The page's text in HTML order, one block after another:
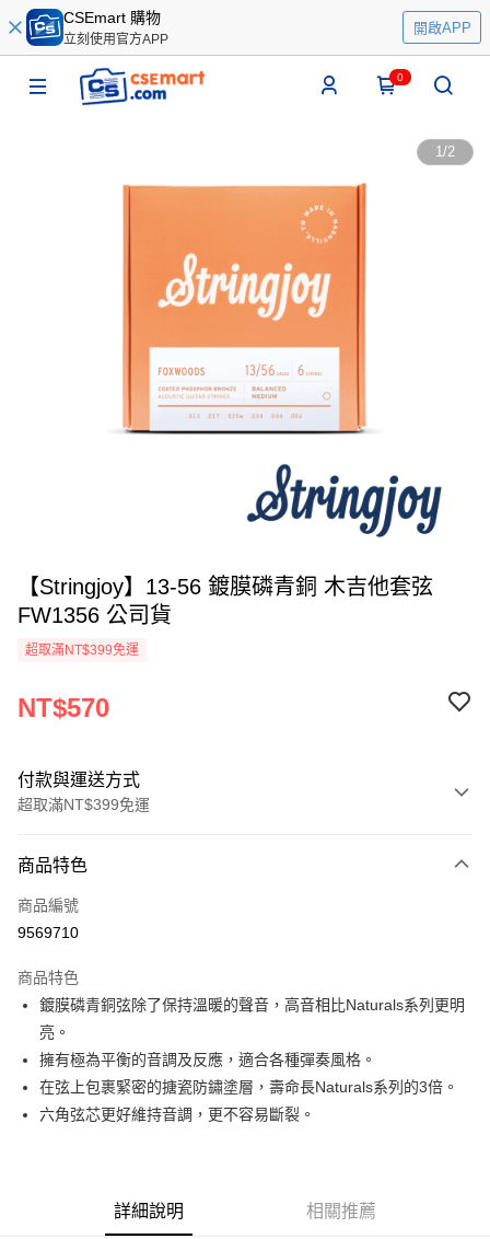
CSEmart 購物
立刻使用官方APP
開啟APP
0
1/2
【Stringjoy】13-56 鍍膜磷青銅 木吉他套弦
FW1356 公司貨
超取滿NT$399免運
NT$570
付款與運送方式
超取滿NT$399免運
信用卡一次付款
信用卡分期付款
合作金庫商業銀行
華南商業銀行
彰化商業銀行
上海商業儲蓄銀行
國泰世華商業銀行
兆豐國際商業銀行
臺灣中小企業銀行
台中商業銀行
匯豐（台灣）商業銀行
華泰商業銀行
聯邦商業銀行
遠東國際商業銀行
台灣樂天信用卡公司
6 期 0 利率 每期
華南商業銀行
上海商業儲蓄銀行
台北富邦商業銀行
國泰世華商業銀行
兆豐國際商業銀行
臺灣中小企業銀行
台中商業銀行
玉山商業銀行
星展（台灣）商業銀行
12 期 0 利率 每期 NT$47 21家銀行
合作金庫商業銀行
第一商業銀行
上海商業儲蓄銀行
台北富邦商業銀行
國泰世華商業銀行
兆豐國際商業銀行
元大商業銀行
永豐商業銀行
玉山商業銀行
超商取貨付款
LINE Pay
商品特色
商品編號
9569710
商品特色
鍍膜磷青銅弦除了保持溫暖的聲音，高音相比Naturals系列更明
亮。
擁有極為平衡的音調及反應，適合各種彈奏風格。
在弦上包裹緊密的搪瓷防鏽塗層，壽命長Naturals系列的3倍。
六角弦芯更好維持音調，更不容易斷裂。
詳細說明 相關推薦